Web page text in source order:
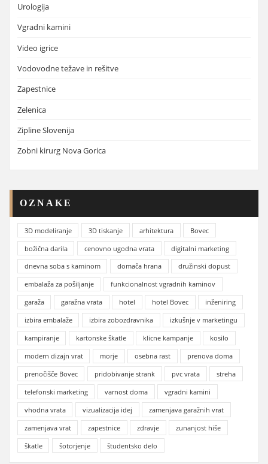
Urologija
Vgradni kamini
Video igrice
Vodovodne težave in rešitve
Zapestnice
Zelenica
Zipline Slovenija
Zobni kirurg Nova Gorica
OZNAKE
3D modeliranje 3D tiskanje arhitektura
Bovec
božična darila
cenovno ugodna vrata
digitalni marketing
dnevna soba s kaminom
domača hrana
družinski dopust
embalaža za pošiljanje
funkcionalnost vgradnih kaminov
garaža
garažna vrata hotel hotel Bovec
inženiring
izbira embalaže
izbira zobozdravnika
izkušnje v marketingu
kampiranje
kartonske škatle klicne kampanje
kosilo
modern dizajn vrat
morje osebna rast
prenova doma
prenočišče Bovec
pridobivanje strank pvc vrata
streha
telefonski marketing
varnost doma
vgradni kamini
vhodna vrata
vizualizacija idej
zamenjava garažnih vrat
zamenjava vrat
zapestnice zdravje
zunanjost hiše
škatle
šotorjenje študentsko delo